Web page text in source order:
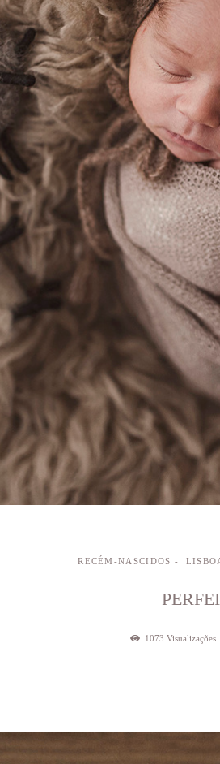
RECÉM-NASCIDOS
1073 Visualizações